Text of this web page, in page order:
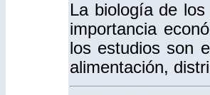
La biología de los
importancia
los estudios son
alimentación,